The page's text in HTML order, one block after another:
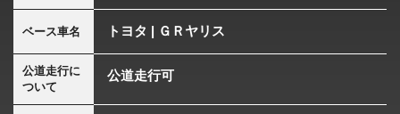
ベース車名 トヨタ | ＧＲヤリス
公道走行に
ついて
公道走行可